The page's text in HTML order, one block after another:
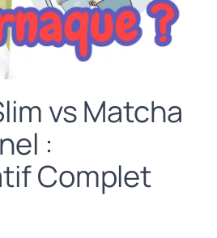
vs Matcha
:
Complet